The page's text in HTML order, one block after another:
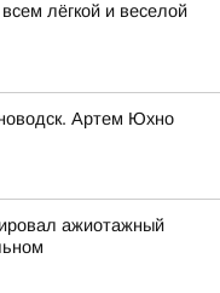
лёгкой и веселой
Артем Юхно
ажиотажный